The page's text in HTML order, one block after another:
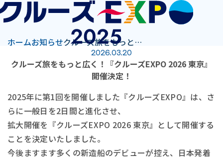
ホームお知らせ クルーズ旅をもっと広く！『クルーズEXPO 2026 東京』開催決定！
2026.03.20
クルーズ旅をもっと広く！『クルーズEXPO 2026 東京』
開催決定！
2025年に第1回を開催しました『クルーズEXPO』は、さ
らに一般日を2日間と進化させ、
拡大開催を『クルーズEXPO 2026 東京』として開催する
ことを決定いたしました。
今後ますます多くの新造船のデビューが控え、日本発着